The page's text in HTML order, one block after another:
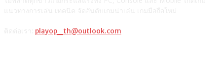
playop_th@outlook.com